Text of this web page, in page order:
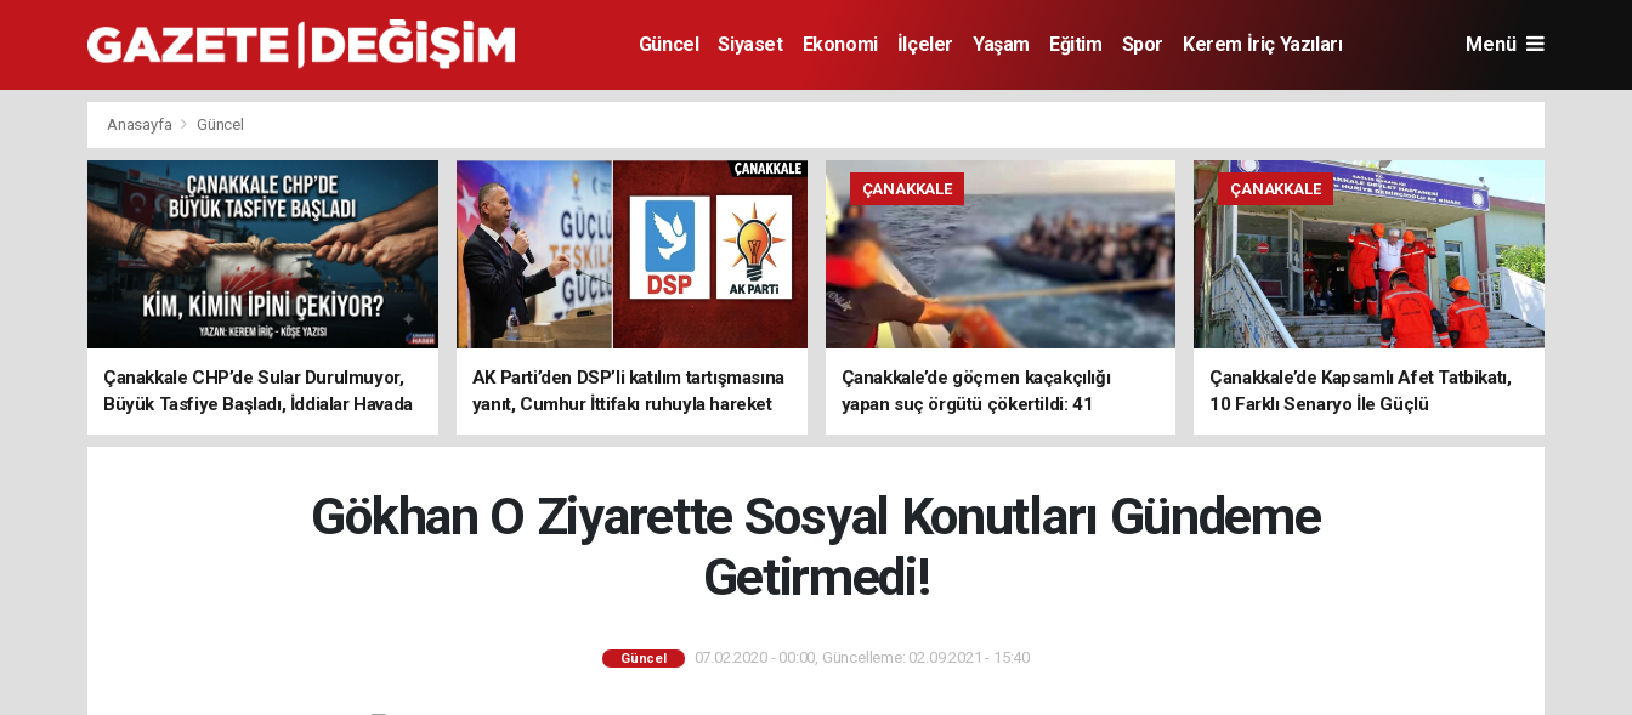
Güncel Siyaset Ekonomi İlçeler Yaşam Eğitim Spor Kerem İriç Yazıları Menü
Anasayfa Güncel
Çanakkale CHP’de Sular Durulmuyor,
Büyük Tasfiye Başladı, İddialar Havada
Uçuşuyor
AK Parti’den DSP’li katılım tartışmasına
yanıt, Cumhur İttifakı ruhuyla hareket
ediyoruz
ÇANAKKALE
Çanakkale’de göçmen kaçakçılığı
yapan suç örgütü çökertildi: 41
tutuklama
ÇANAKKALE
Çanakkale’de Kapsamlı Afet Tatbikatı,
10 Farklı Senaryo İle Güçlü
Koordinasyon
Gökhan O Ziyarette Sosyal Konutları Gündeme
Getirmedi!
Güncel 07.02.2020 - 00:00, Güncelleme: 02.09.2021 - 15:40